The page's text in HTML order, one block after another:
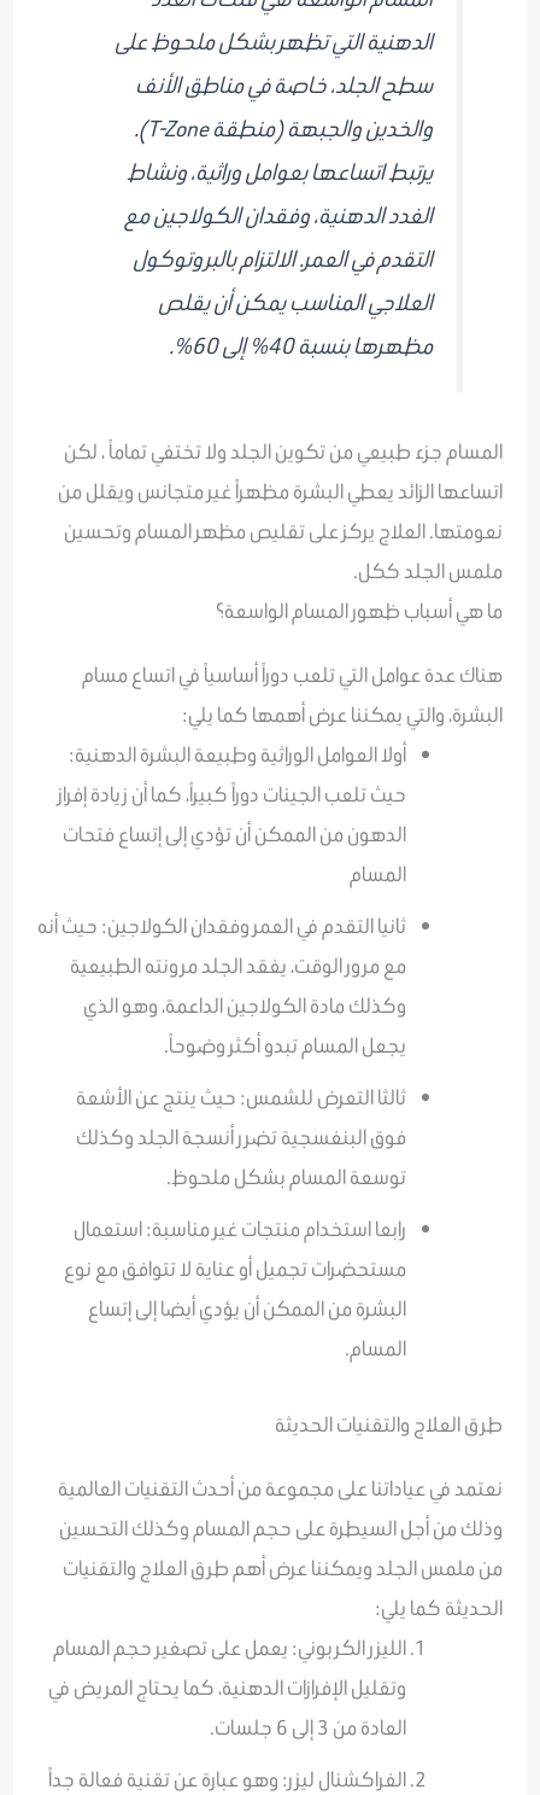
الدهنية التي تظهر بشكل ملحوظ على
سطح الجلد، خاصة في مناطق الأنف
والخدين والجبهة (منطقة T-Zone).
يرتبط اتساعها بعوامل وراثية، ونشاط
الغدد الدهنية، وفقدان الكولاجين مع
التقدم في العمر. الالتزام بالبروتوكول
العلاجي المناسب يمكن أن يقلص
مظهرها بنسبة 40% إلى 60%.
المسام جزء طبيعي من تكوين الجلد ولا تختفي تماماً ، لكن
اتساعها الزائد يعطي البشرة مظهراً غير متجانس ويقلل من
نعومتها. العلاج يركز على تقليص مظهر المسام وتحسين
ملمس الجلد ككل.
ما هي أسباب ظهور المسام الواسعة؟
هناكعدة عوامل التي تلعب دوراً أساسياً في اتساع مسام
البشرة، والتي يمكننا عرض أهمها كما يلي:
أولا العوامل الوراثية وطبيعة البشرة الدهنية:
حيث تلعب الجينات دوراً كبيراً، كما أن زيادة إفراز
الدهون من الممكن أن تؤدي إلى إتساع فتحات
المسام
ثانيا التقدم في العمر وفقدان الكولاجين: حيث أنه
مع مرور الوقت، يفقد الجلد مرونته الطبيعية
وكذلك مادة الكولاجين الداعمة، وهو الذي
يجعل المسام تبدو أكثر وضوحاً.
ثالثا التعرض للشمس: حيث ينتج عن الأشعة
فوق البنفسجية تضرر أنسجة الجلد وكذلك
توسعة المسام بشكل ملحوظ.
رابعا استخدام منتجات غير مناسبة: استعمال
مستحضرات تجميل أو عناية لا تتوافق مع نوع
البشرة من الممكن أن يؤدي أيضا إلى إتساع
المسام.
طرق العلاج والتقنيات الحديثة
نعتمد في عياداتنا على مجموعة من أحدث التقنيات العالمية
وذلك من أجل السيطرة على حجم المسام وكذلك التحسين
من ملمس الجلد ويمكننا عرض أهم طرق العلاج والتقنيات
الحديثة كما يلي:
الليزر الكربوني: يعمل على تصغير حجم المسام
وتقليل الإفرازات الدهنية، كما يحتاج المريض في
العادة من 3 إلى 6 جلسات.
الفراكشنال ليزر: وهو عبارة عن تقنية فعالة جداً